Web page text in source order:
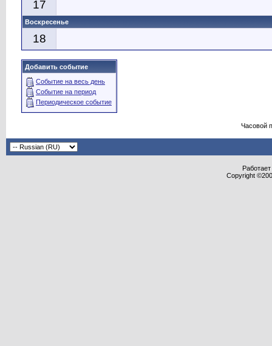
17
Воскресенье
18
Добавить событие
Событие на весь день
Событие на период
Периодическое событие
Часовой
Copyright